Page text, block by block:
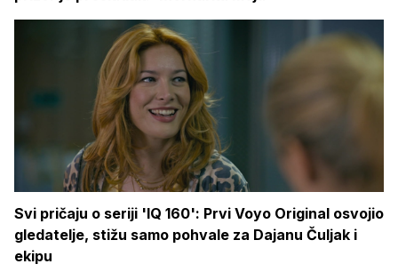
Svi pričaju o seriji 'IQ 160': Prvi Voyo Original osvojio
gledatelje, stižu samo pohvale za Dajanu Čuljak i
ekipu